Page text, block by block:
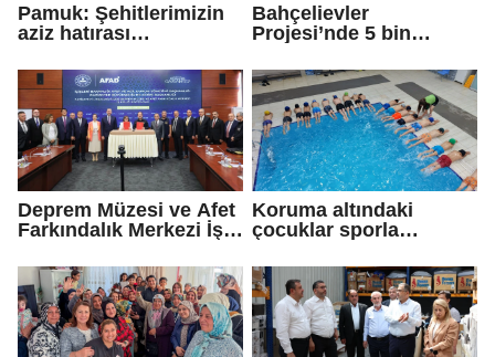
Pamuk: Şehitlerimizin
aziz hatırası
gazilerimizin
fedakârlıkları
gölgelenmesin
Bahçelievler
Projesi’nde 5 bin
Deprem Müzesi ve Afet
Farkındalık Merkezi İş
Koruma altındaki
çocuklar sporla